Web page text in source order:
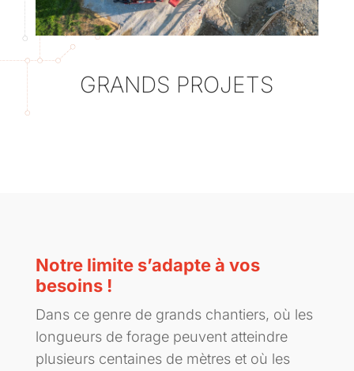
GRANDS PROJETS
Notre limite s’adapte à vos
besoins !
Dans ce genre de grands chantiers, où les
longueurs de forage peuvent atteindre
plusieurs centaines de mètres et où les